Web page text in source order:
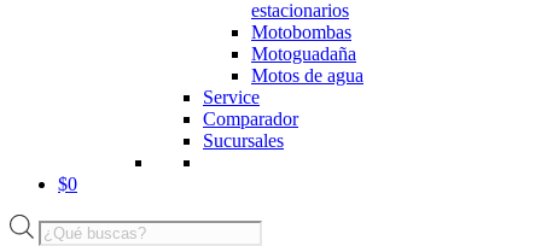
estacionarios
Motobombas
Motoguadaña
Motos de agua
Service
Comparador
Sucursales
$0
Búsqueda